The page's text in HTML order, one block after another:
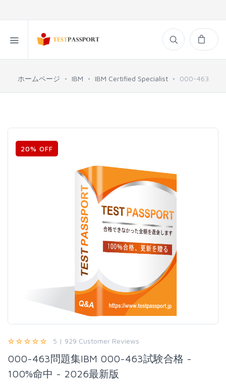
ホームページ IBM IBM Certified Specialist 000-463
20% OFF
5 | 929 Customer Reviews
000-463問題集IBM 000-463試験合格 -
100%命中 - 2026最新版